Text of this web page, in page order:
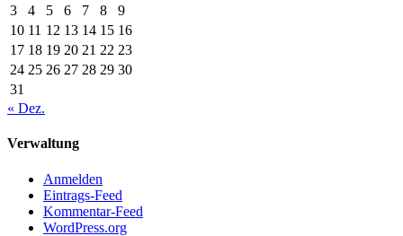
3
4 5 6 7 8
9
10 11 12 13 14 15 16
17 18 19 20 21 22 23
24 25 26 27 28 29 30
31
« Dez.
Verwaltung
Anmelden
Eintrags-Feed
Kommentar-Feed
WordPress.org